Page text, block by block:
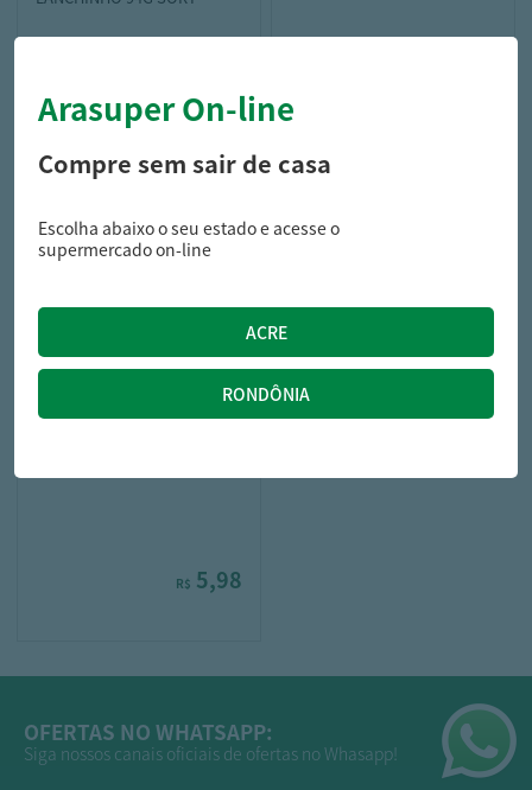
R$ 14,29
R$ 5,98
OFERTAS NO WHATSAPP:
Siga nossos canais oficiais de ofertas no Whasapp!
Arasuper On-line
Compre sem sair de casa
Escolha abaixo o seu estado e acesse o
supermercado on-line